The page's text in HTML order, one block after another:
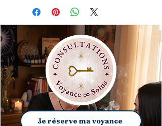
Je réserve ma voyance